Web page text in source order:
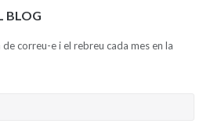
BLOG
correu-e i el rebreu cada mes en la